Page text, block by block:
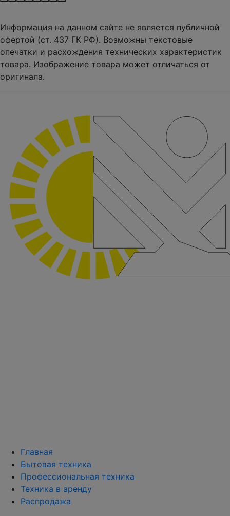
Информация на данном сайте не является публичной
офертой (ст. 437 ГК РФ). Возможны текстовые
опечатки и расхождения технических характеристик
товара. Изображение товара может отличаться от
оригинала.
Главная
Бытовая техника
Профессиональная техника
Техника в аренду
Распродажа